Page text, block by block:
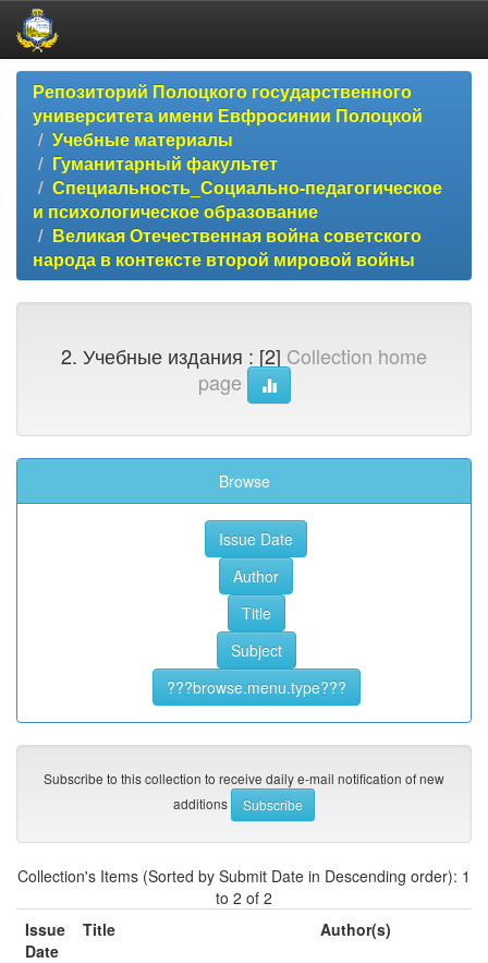
Skip
navigationРепозиторий Полоцкого государственного
университета имени Евфросинии Полоцкой
Учебные материалы
Гуманитарный факультет
Специальность_Социально-педагогическое
и психологическое образование
Великая Отечественная война советского
народа в контексте второй мировой войны
2. Учебные издания : [2] Collection home
page
Browse
Subscribe to this collection to receive daily e-mail notification of new
additions
Collection's Items (Sorted by Submit Date in Descending order): 1
to 2 of 2
Issue
Date
Title Author(s)